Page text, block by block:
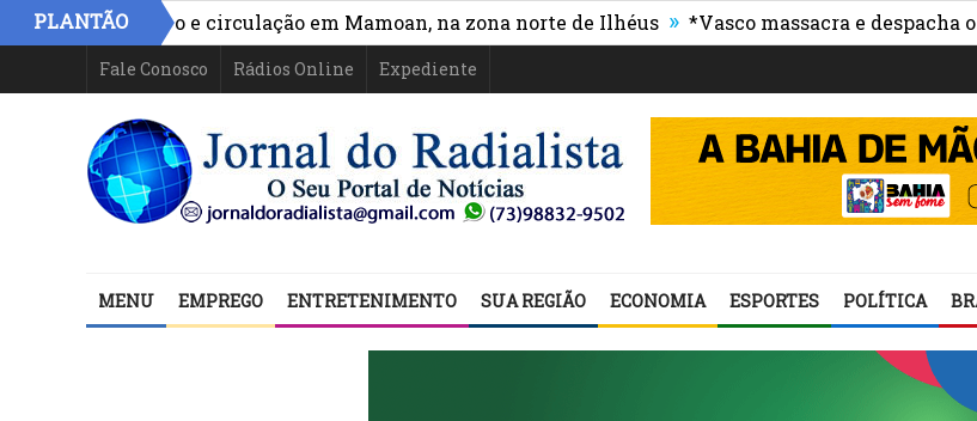
PLANTÃO
acesso e circulação em Mamoan, na zona norte de Ilhéus » *Vasco massacra e despacha o
Fale Conosco Rádios Online Expediente
MENU EMPREGO ENTRETENIMENTO SUA REGIÃO ECONOMIA ESPORTES POLÍTICA